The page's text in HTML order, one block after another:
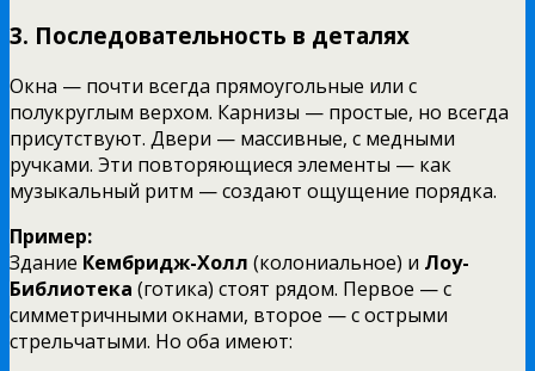
3. Последовательность в деталях
Окна — почти всегда прямоугольные или с
полукруглым верхом. Карнизы — простые, но всегда
присутствуют. Двери — массивные, с медными
ручками. Эти повторяющиеся элементы — как
музыкальный ритм — создают ощущение порядка.
Пример:
Здание Кембридж-Холл (колониальное) и Лоу-
Библиотека (готика) стоят рядом. Первое — с
симметричными окнами, второе — с острыми
стрельчатыми. Но оба имеют: